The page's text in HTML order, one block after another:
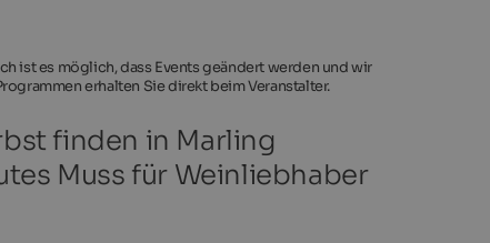
ist es möglich, dass Events geändert werden und wir
erhalten Sie direkt beim Veranstalter.
finden in Marling
Muss für Weinliebhaber